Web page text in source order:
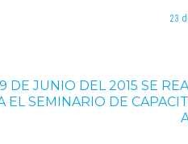
23
DE JUNIO DEL 2015 SE
EL SEMINARIO DE